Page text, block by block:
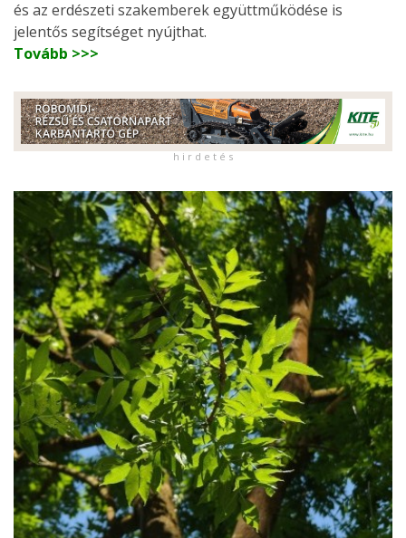
és az erdészeti szakemberek együttműködése is
jelentős segítséget nyújthat.
Tovább >>>
h i r d e t é s